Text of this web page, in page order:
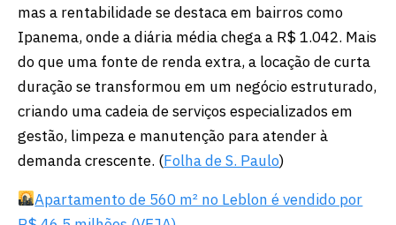
mas a rentabilidade se destaca em bairros como
Ipanema, onde a diária média chega a R$ 1.042. Mais
do que uma fonte de renda extra, a locação de curta
duração se transformou em um negócio estruturado,
criando uma cadeia de serviços especializados em
gestão, limpeza e manutenção para atender à
demanda crescente. (Folha de S. Paulo)
Apartamento de 560 m² no Leblon é vendido por